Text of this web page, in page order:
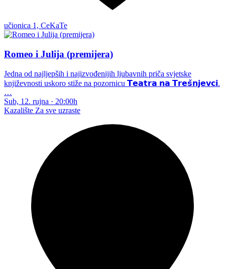
učionica 1, CeKaTe
Romeo i Julija (premijera)
Jedna od najljepših i najizvođenijih ljubavnih priča svjetske
književnosti uskoro stiže na pozornicu 𝗧𝗲𝗮𝘁𝗿𝗮 𝗻𝗮 𝗧𝗿𝗲𝘀̌𝗻𝗷𝗲𝘃𝗰𝗶.
…
Sub, 12. rujna · 20:00h
Kazalište Za sve uzraste